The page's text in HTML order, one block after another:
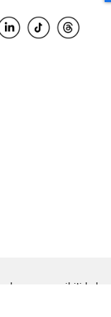
para accesibilidad